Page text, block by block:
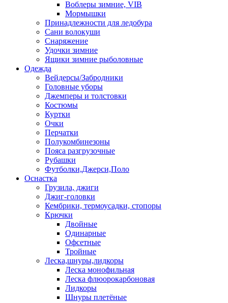
Воблеры зимние, VIB
Мормышки
Принадлежности для ледобура
Сани волокуши
Снаряжение
Удочки зимние
Ящики зимние рыболовные
Одежда
Вейдерсы/Забродники
Головные уборы
Джемперы и толстовки
Костюмы
Куртки
Очки
Перчатки
Полукомбинезоны
Пояса разгрузочные
Рубашки
Футболки,Джерси,Поло
Оснастка
Грузила, джиги
Джиг-головки
Кембрики, термоусадки, стопоры
Крючки
Двойные
Одинарные
Офсетные
Тройные
Леска,шнуры,лидкоры
Леска монофильная
Леска флюорокарбоновая
Лидкоры
Шнуры плетёные